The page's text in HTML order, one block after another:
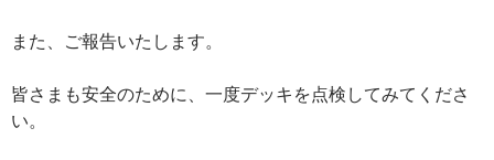
また、ご報告いたします。
皆さまも安全のために、一度デッキを点検してみてくださ
い。